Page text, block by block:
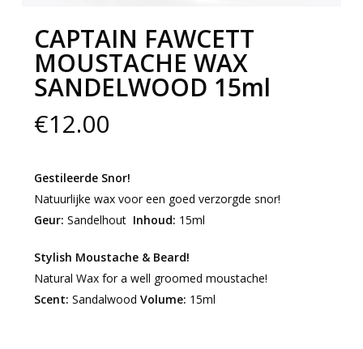
CAPTAIN FAWCETT
MOUSTACHE WAX
SANDELWOOD 15ml
€12.00
Gestileerde Snor!
Natuurlijke wax voor een goed verzorgde snor!
Geur: Sandelhout Inhoud: 15ml
Stylish Moustache & Beard!
Natural Wax for a well groomed moustache!
Scent: Sandalwood Volume: 15ml